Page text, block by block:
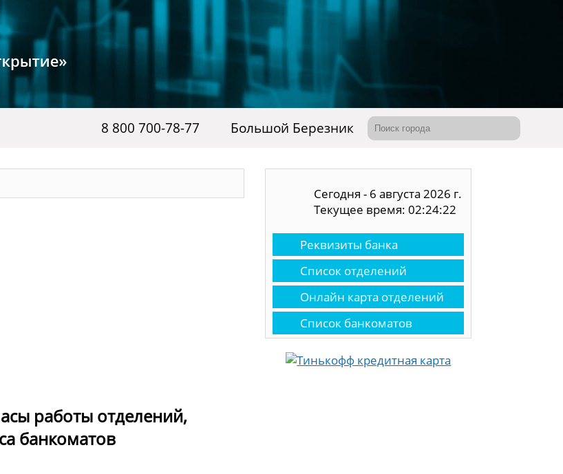
8 800 700-78-77 Большой Березник
работы отделений,
банкоматов
Сегодня - 6 августа 2026 г.
Текущее время: 02:24:23
Реквизиты банка
Список отделений
Онлайн карта отделений
Список банкоматов